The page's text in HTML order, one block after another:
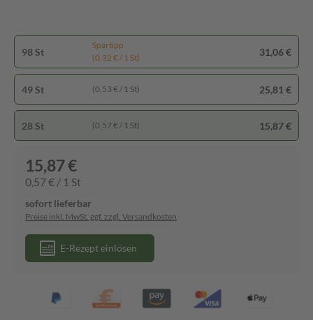
98 St
Spartipp
(0,32 € / 1 St)
31,06 €
49 St (0,53 € / 1 St) 25,81 €
28 St (0,57 € / 1 St) 15,87 €
15,87 €
0,57 € / 1 St
sofort lieferbar
Preise inkl. MwSt. ggf. zzgl. Versandkosten
E-Rezept einlösen